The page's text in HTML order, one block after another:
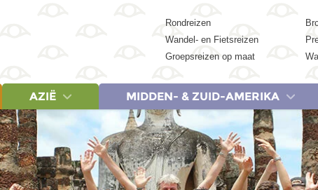
Rondreizen
Wandel- en Fietsreizen
Groepsreizen op maat
REIZEN
Albanië & Noord-Macedonië, 18 dagen
Griekenland, 9 dagen
Griekenland, 20 dagen
IJsland, 14 dagen
REIZEN
Egypte, 9 dagen
Egypte, 15 dagen
Egypte, 19 dagen
Egypte & Jordanië, 17 dagen
AZIË
LANDEN
Cambodja
China
India
Indonesië
REIZEN
China, 18 dagen
China, 23 dagen
India (Zuid), 21 dagen
India & Nepal, 21 dagen
MIDDEN- & ZUID-AMERIKA
LANDEN
Argentinië
Belize
Brazilië
Colombia
REIZEN
Argentinië
Colombia,
Costa
Costa
LANDEN
Botswana
Egypte
Kenia
Marokko
REIZEN
Egypte, 9 dagen
Egypte, 15 dagen
Egypte, 19 dagen
Kenia, Tanzania &